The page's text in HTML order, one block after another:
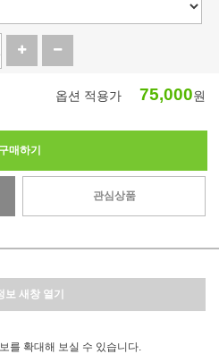
옵션 적용가 75,000원
구매하기
관심상품
보 새창 열기
를 확대해 보실 수 있습니다.